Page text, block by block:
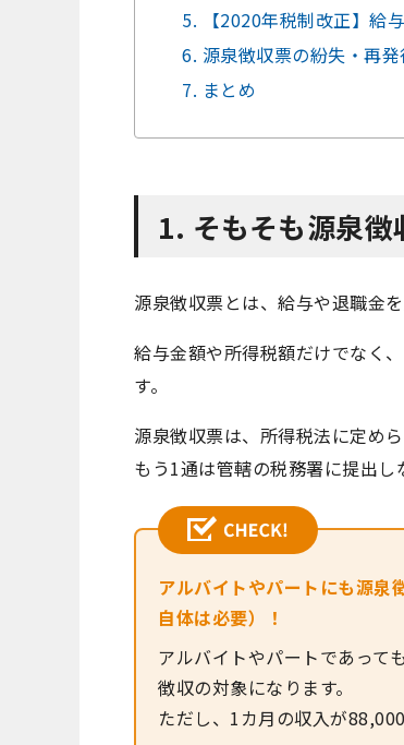
5. 【2020年税制改正】給
6. 源泉徴収票の紛失・再
7. まとめ
1. そもそも源泉徴
源泉徴収票とは、給与や退職金
給与金額や所得税額だけでなく
す。
源泉徴収票は、所得税法に定め
もう1通は管轄の税務署に提出し
アルバイトやパートにも源泉
自体は必要）！
アルバイトやパートであって
徴収の対象になります。
ただし、1カ月の収入が